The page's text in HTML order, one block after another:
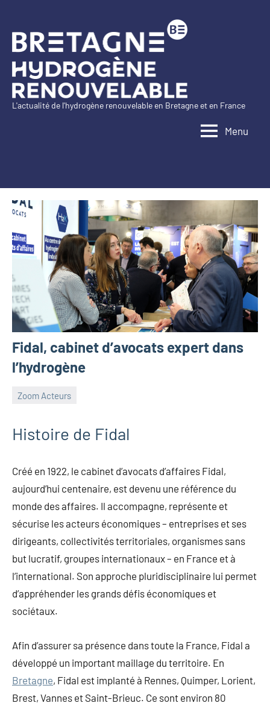
contenu
Bretagne
L'actualité de l'hydrogène renouvelable en Bretagne et en France
Menu
Fidal, cabinet d’avocats expert dans
l’hydrogène
Zoom Acteurs
2023
Histoire de Fidal
Créé en 1922, le cabinet d’avocats d’affaires Fidal,
aujourd’hui centenaire, est devenu une référence du
monde des affaires. Il accompagne, représente et
sécurise les acteurs économiques – entreprises et ses
dirigeants, collectivités territoriales, organismes sans
but lucratif, groupes internationaux – en France et à
l’international. Son approche pluridisciplinaire lui permet
d’appréhender les grands défis économiques et
sociétaux.
Afin d’assurer sa présence dans toute la France, Fidal a
développé un important maillage du territoire. En
Bretagne, Fidal est implanté à Rennes, Quimper, Lorient,
Brest, Vannes et Saint-Brieuc. Ce sont environ 80